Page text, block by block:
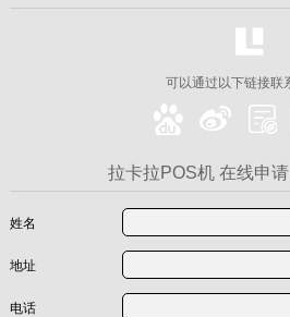
可以通过以下链接联
拉卡拉POS机 在线申
姓名
地址
电话